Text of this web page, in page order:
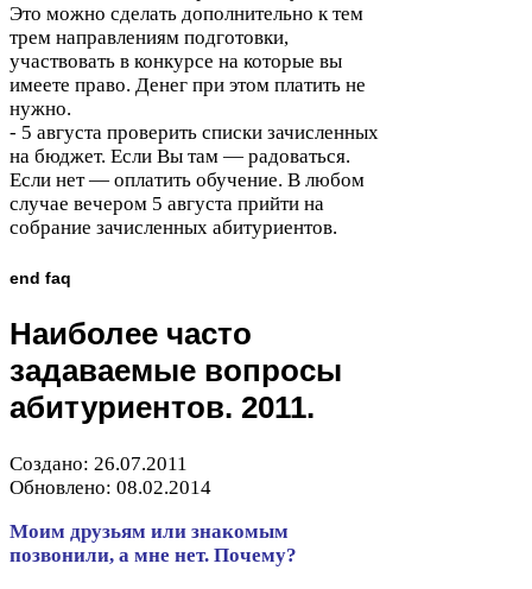
Это можно сделать дополнительно к тем
трем направлениям подготовки,
участвовать в конкурсе на которые вы
имеете право. Денег при этом платить не
нужно.
- 5 августа проверить списки зачисленных
на бюджет. Если Вы там — радоваться.
Если нет — оплатить обучение. В любом
случае вечером 5 августа прийти на
собрание зачисленных абитуриентов.
end faq
Наиболее часто
задаваемые вопросы
абитуриентов. 2011.
Создано: 26.07.2011
Обновлено: 08.02.2014
Моим друзьям или знакомым
позвонили, а мне нет. Почему?